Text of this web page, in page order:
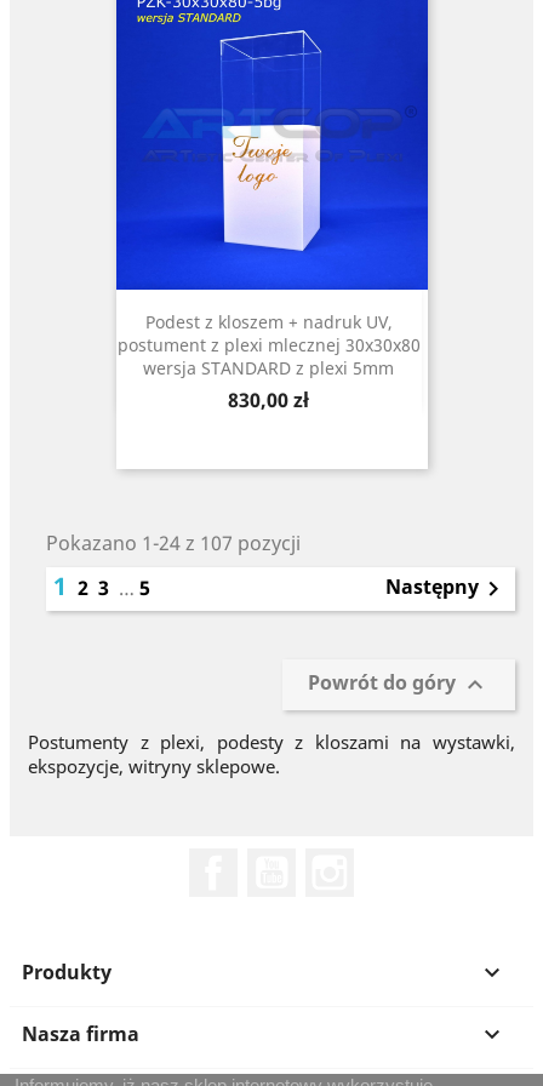
Podest z kloszem + nadruk UV,
postument z plexi mlecznej 30x30x80
wersja STANDARD z plexi 5mm
Cena
830,00 zł
Pokazano 1-24 z 107 pozycji
1 2 3 … 5 Następny 
Powrót do góry 
Postumenty z plexi, podesty z kloszami na wystawki,
ekspozycje, witryny sklepowe.
Produkty 
Nasza firma 